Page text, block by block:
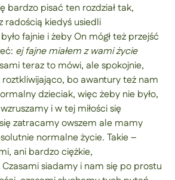
bardzo pisać ten rozdział tak,
radością kiedyś usiedli
fajnie i żeby On mógł też przejść
ej fajne miałem z wami życie
teraz to mówi, ale spokojnie,
bo awantury też nam
dzieciak, więc żeby nie było,
i w tej miłości się
zatracamy owszem ale mamy
normalne życie. Takie –
ani bardzo ciężkie,
siadamy i nam się po prostu